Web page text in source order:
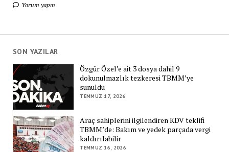
Yorum yapın
SON YAZILAR
Özgür Özel’e ait 3 dosya dahil 9
dokunulmazlık tezkeresi TBMM’ye
sunuldu
TEMMUZ 17, 2026
Araç sahiplerini ilgilendiren KDV teklifi
TBMM’de: Bakım ve yedek parçada vergi
kaldırılabilir
TEMMUZ 16, 2026